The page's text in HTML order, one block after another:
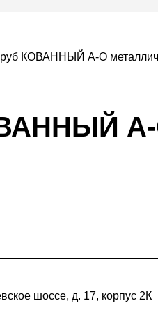
А-
шоссе, д. 17, корпус 2К